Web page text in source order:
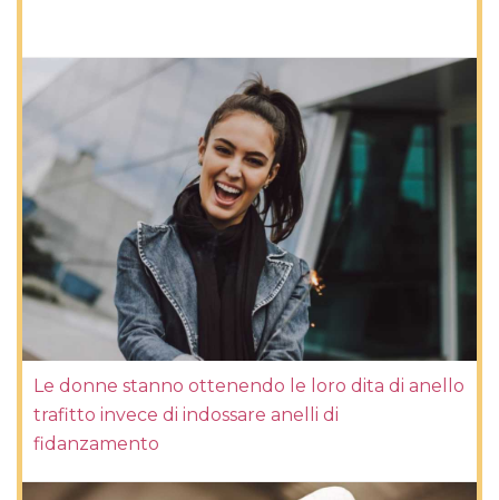
Le donne stanno ottenendo le loro dita di anello
trafitto invece di indossare anelli di
fidanzamento